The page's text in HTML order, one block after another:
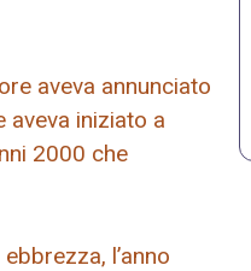
aveva annunciato
aveva iniziato a
2000 che
l’anno